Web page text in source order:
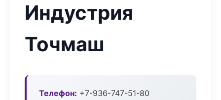
Индустрия
Точмаш
Телефон: +7-936-747-51-80